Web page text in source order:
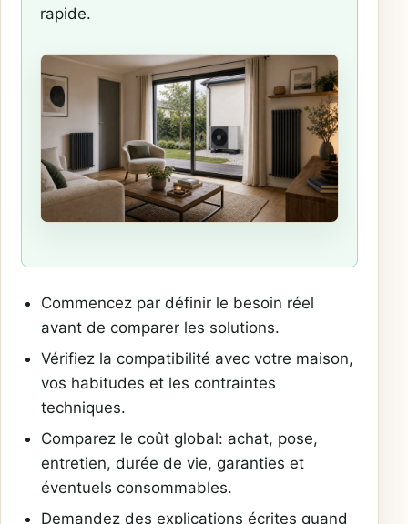
rapide.
Commencez par définir le besoin réel
avant de comparer les solutions.
Vérifiez la compatibilité avec votre maison,
vos habitudes et les contraintes
techniques.
Comparez le coût global: achat, pose,
entretien, durée de vie, garanties et
éventuels consommables.
Demandez des explications écrites quand